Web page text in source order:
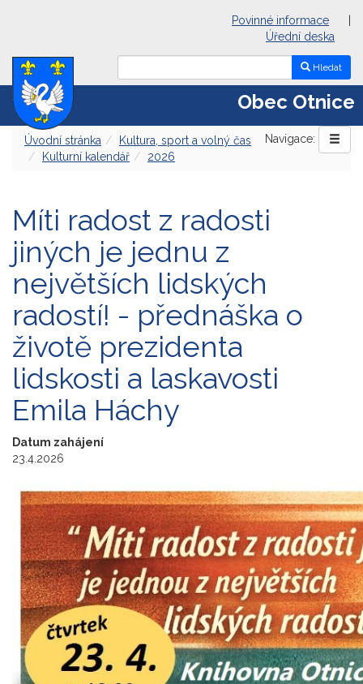
Povinné informace
Úřední deska
Hledat
Obec Otnice
Navigace:
Úvodní stránka
Kultura, sport a volný čas
Kulturní kalendář
2026
Míti radost z radosti
jiných je jednu z
největších lidských
radostí! - přednáška o
životě prezidenta
lidskosti a laskavosti
Emila Háchy
Datum zahájení
23.4.2026